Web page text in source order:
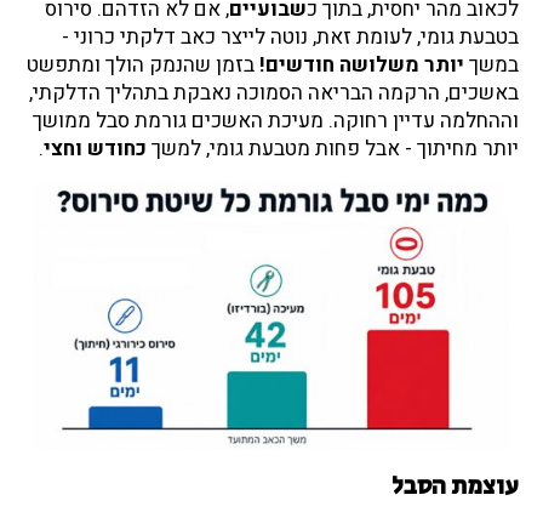
לכאוב מהר יחסית, בתוך כשבועיים, אם לא הזדהם. סירוס
בטבעת גומי, לעומת זאת, נוטה לייצר כאב דלקתי כרוני -
במשך יותר משלושה חודשים! בזמן שהנמק הולך ומתפשט
באשכים, הרקמה הבריאה הסמוכה נאבקת בתהליך הדלקתי,
וההחלמה עדיין רחוקה. מעיכת האשכים גורמת סבל ממושך
יותר מחיתוך - אבל פחות מטבעת גומי, למשך כחודש וחצי.
עוצמת הסבל